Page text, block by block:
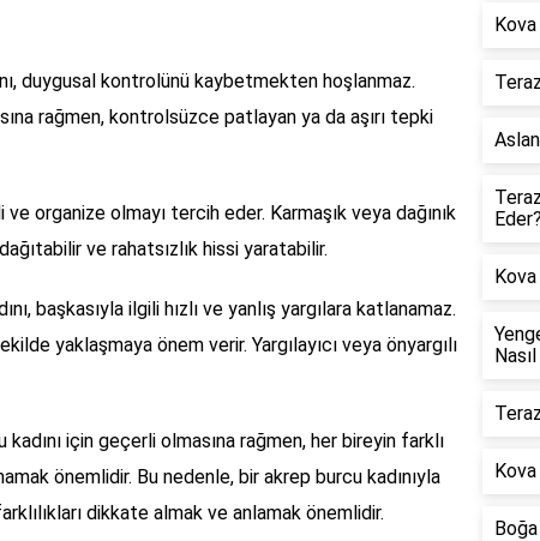
duygusal kontrolünü kaybetmekten hoşlanmaz.
rağmen, kontrolsüzce patlayan ya da aşırı tepki
ve organize olmayı tercih eder. Karmaşık veya dağınık
ve rahatsızlık hissi yaratabilir.
başkasıyla ilgili hızlı ve yanlış yargılara katlanamaz.
yaklaşmaya önem verir. Yargılayıcı veya önyargılı
için geçerli olmasına rağmen, her bireyin farklı
önemlidir. Bu nedenle, bir akrep burcu kadınıyla
dikkate almak ve anlamak önemlidir.
Eder?
Kova
Boğa